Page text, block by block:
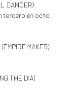
DANCER)
tercero en ocho
MAKER)
THE DIA)